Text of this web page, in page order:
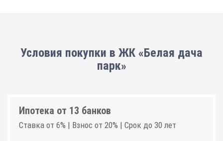
Условия покупки в ЖК «Белая дача
парк»
Ипотека от 13 банков
Ставка от 6% | Взнос от 20% | Срок до 30 лет